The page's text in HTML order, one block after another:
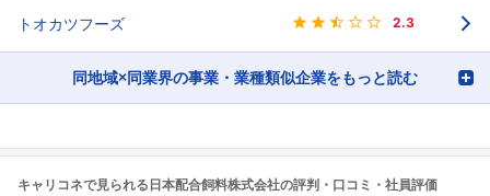
トオカツフーズ 2.3
同地域×同業界の事業・業種類似企業をもっと読む
キャリコネで見られる日本配合飼料株式会社の評判・口コミ・社員評価